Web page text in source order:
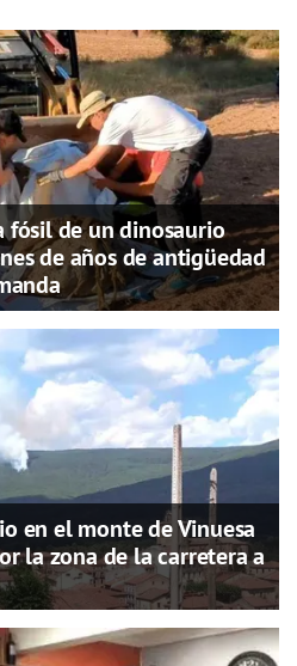
fósil de un dinosaurio
de años de antigüedad
en el monte de Vinuesa
la zona de la carretera a